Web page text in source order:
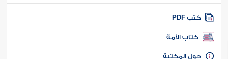
كتب PDF
كتاب الأمة